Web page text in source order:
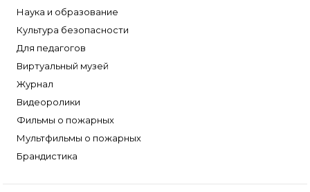
Наука и образование
Культура безопасности
Для педагогов
Виртуальный музей
Журнал
Видеоролики
Фильмы о пожарных
Мультфильмы о пожарных
Брандистика